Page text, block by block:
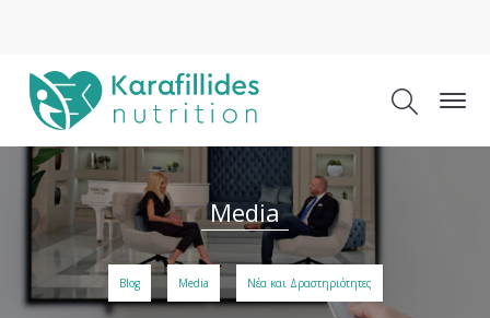
Media
Blog Media Νέα και Δραστηριότητες